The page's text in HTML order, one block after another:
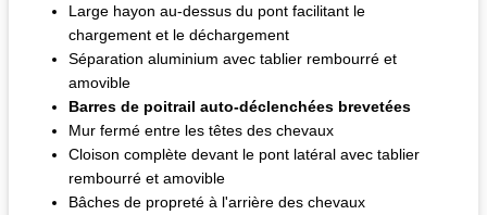
Large hayon au-dessus du pont facilitant le
chargement et le déchargement
Séparation aluminium avec tablier rembourré et
amovible
Barres de poitrail auto-déclenchées brevetées
Mur fermé entre les têtes des chevaux
Cloison complète devant le pont latéral avec tablier
rembourré et amovible
Bâches de propreté à l'arrière des chevaux